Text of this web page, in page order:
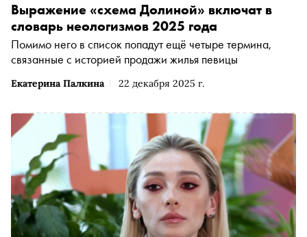
Екатерина Палкина 22 декабря 2025 г.
Выражение «схема Долиной» включат в
словарь неологизмов 2025 года
Помимо него в список попадут ещё четыре термина,
связанные с историей продажи жилья певицы